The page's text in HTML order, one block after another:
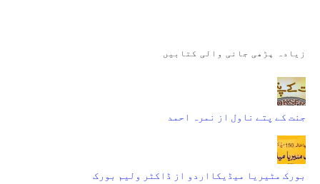
زیادہ پڑھی جانی والی کتابیں
جنت کے پتے ناول از نمرہ احمد
بورک مٹیریا میڈیکااردو از ڈاکٹر ولیم بورک